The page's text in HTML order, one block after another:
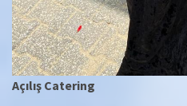
Açılış Catering